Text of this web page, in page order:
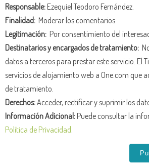
Responsable:Ezequiel Teodoro Fernández.
Finalidad: Moderar los comentarios.
Legitimación: Por consentimiento del
Destinatarios y encargados de tratamiento:
datos a terceros para prestar este servicio. El
servicios de alojamiento web a One.com que
de tratamiento.
Derechos:Acceder, rectificar y suprimir los
Información Adicional:Puede consultar la
Política de Privacidad